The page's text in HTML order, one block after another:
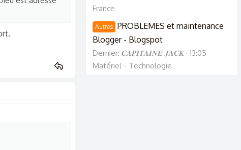
France
Autres
PROBLEMES et maintenance
Blogger - Blogspot
Dernier: 𝑪𝑨𝑷𝑰𝑻𝑨𝑰𝑵𝑬 𝑱𝑨𝑪𝑲 13:05
Matériel - Technologie